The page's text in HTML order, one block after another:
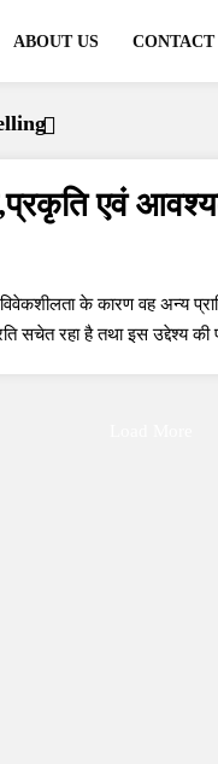
ABOUT US CONTACT
एवं
के कारण वह अन्य
सचेत रहा है तथा इस उद्देश्य